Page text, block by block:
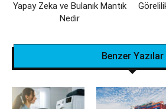
Yapay Zeka ve Bulanık Mantık
Nedir
Benzer Yazılar